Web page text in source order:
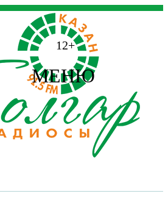
12+
МЕНЮ